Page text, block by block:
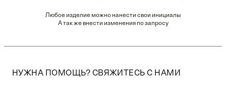
Любое изделие можно нанести свои инициалы
А так же внести изменения по запросу
НУЖНА ПОМОЩЬ? СВЯЖИТЕСЬ С НАМИ